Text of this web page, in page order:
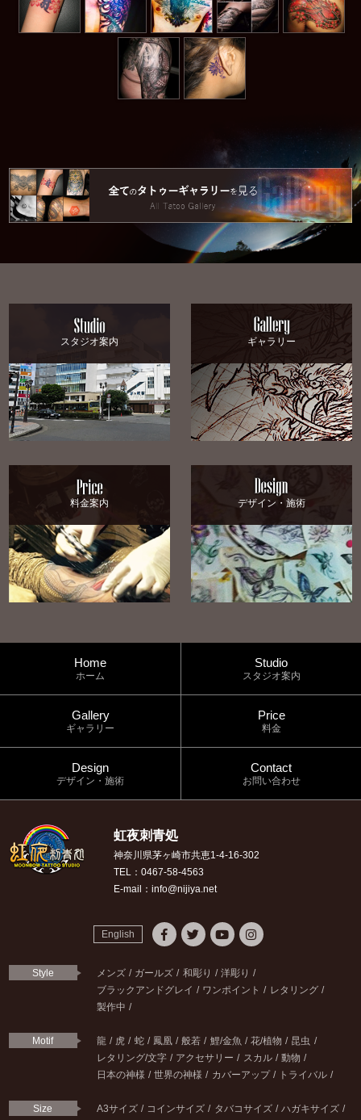
スタジオ案内 ギャラリー
料金案内 デザイン・施術
Home
ホーム
Studio
スタジオ案内
Gallery
ギャラリー
Price
料金
Design
デザイン・施術
Contact
お問い合わせ
虹夜刺青処
神奈川県茅ヶ崎市共恵1-4-16-302
TEL：0467-58-4563
E-mail：info@nijiya.net
English
Style メンズ ガールズ 和彫り
洋彫り
ブラックアンドグレイ
ワンポイント
レタリング
製作中
Motif 龍 虎 蛇 鳳凰 般若 鯉/金魚 花/植物
昆虫
レタリング/文字
アクセサリー スカル
動物
日本の神様
世界の神様 カバーアップ トライバル
Size A3サイズ コインサイズ タバコサイズ ハガキサイズ